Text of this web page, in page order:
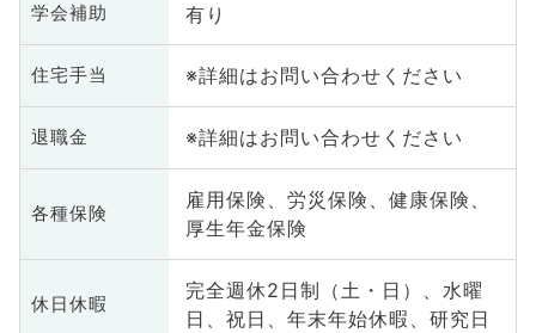
学会補助 有り
住宅手当 ※詳細はお問い合わせください
退職金 ※詳細はお問い合わせください
各種保険
雇用保険、労災保険、健康保険、
厚生年金保険
休日休暇
完全週休2日制（土・日）、水曜
日、祝日、年末年始休暇、研究日